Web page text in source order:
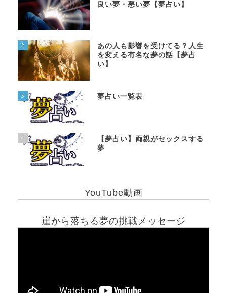
良い夢・悪い夢【夢占い】
2
あの人も影響を受けてる？人生
を変える有名な夢の話【夢占
い】
3 夢占い一覧表
4
【夢占い】両親がセックスする
夢
YouTube動画
崖から落ちる夢の挑戦メッセージ